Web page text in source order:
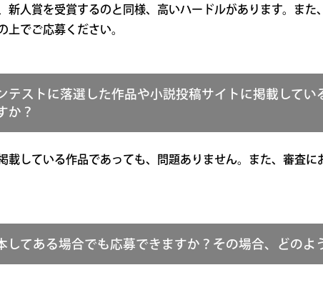
新人賞を受賞するのと同様、高いハードルがあります。また
上でご応募ください。
テストに落選した作品や小説投稿サイトに掲載してい
か？
載している作品であっても、問題ありません。また、審査
してある場合でも応募できますか？その場合、どのよ